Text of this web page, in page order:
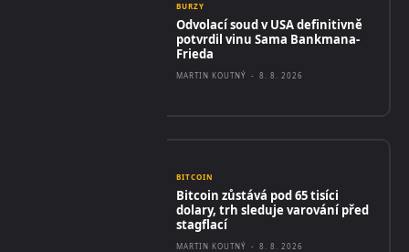
BURZY
Odvolací soud v USA definitivně
potvrdil vinu Sama Bankmana-
Frieda
MARTIN KOUTNÝ - 8. 8. 2026
BITCOIN
Bitcoin zůstává pod 65 tisíci
dolary, trh sleduje varování před
stagflací
MARTIN KOUTNÝ - 8. 8. 2026